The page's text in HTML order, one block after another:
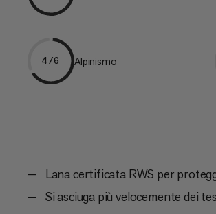
4/6 Alpinismo
Lana certificata RWS per
Si asciuga più velocemente dei